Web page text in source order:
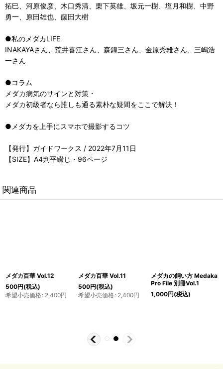
拓巳、河原俊彦、木口秀清、栗下英雄、坂元一樹、塩月和樹、中野
勇一、原田雄也、藤田大樹
●私のメダカLIFE
INAKAYAさん、荒井喜江さん、森鍠三さん、金原秀雄さん、三嶋浩
一さん
●コラム
メダカ病気のサインと対策・
メダカ初級者なら誰しも通る素朴な疑間をここで解決！
●メダカを上手にスマホで撮影するコツ
【発行】ガイドワークス / 2022年7月11日
【SIZE】A4判平綴じ・96ページ
関連商品